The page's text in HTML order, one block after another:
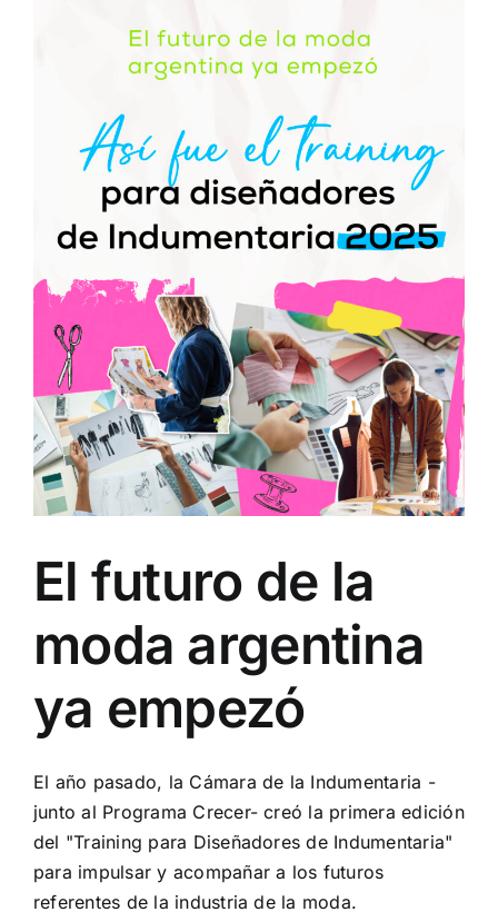
El futuro de la
moda argentina
ya empezó
El año pasado, la Cámara de la Indumentaria -
junto al Programa Crecer- creó la primera edición
del "Training para Diseñadores de Indumentaria"
para impulsar y acompañar a los futuros
referentes de la industria de la moda.